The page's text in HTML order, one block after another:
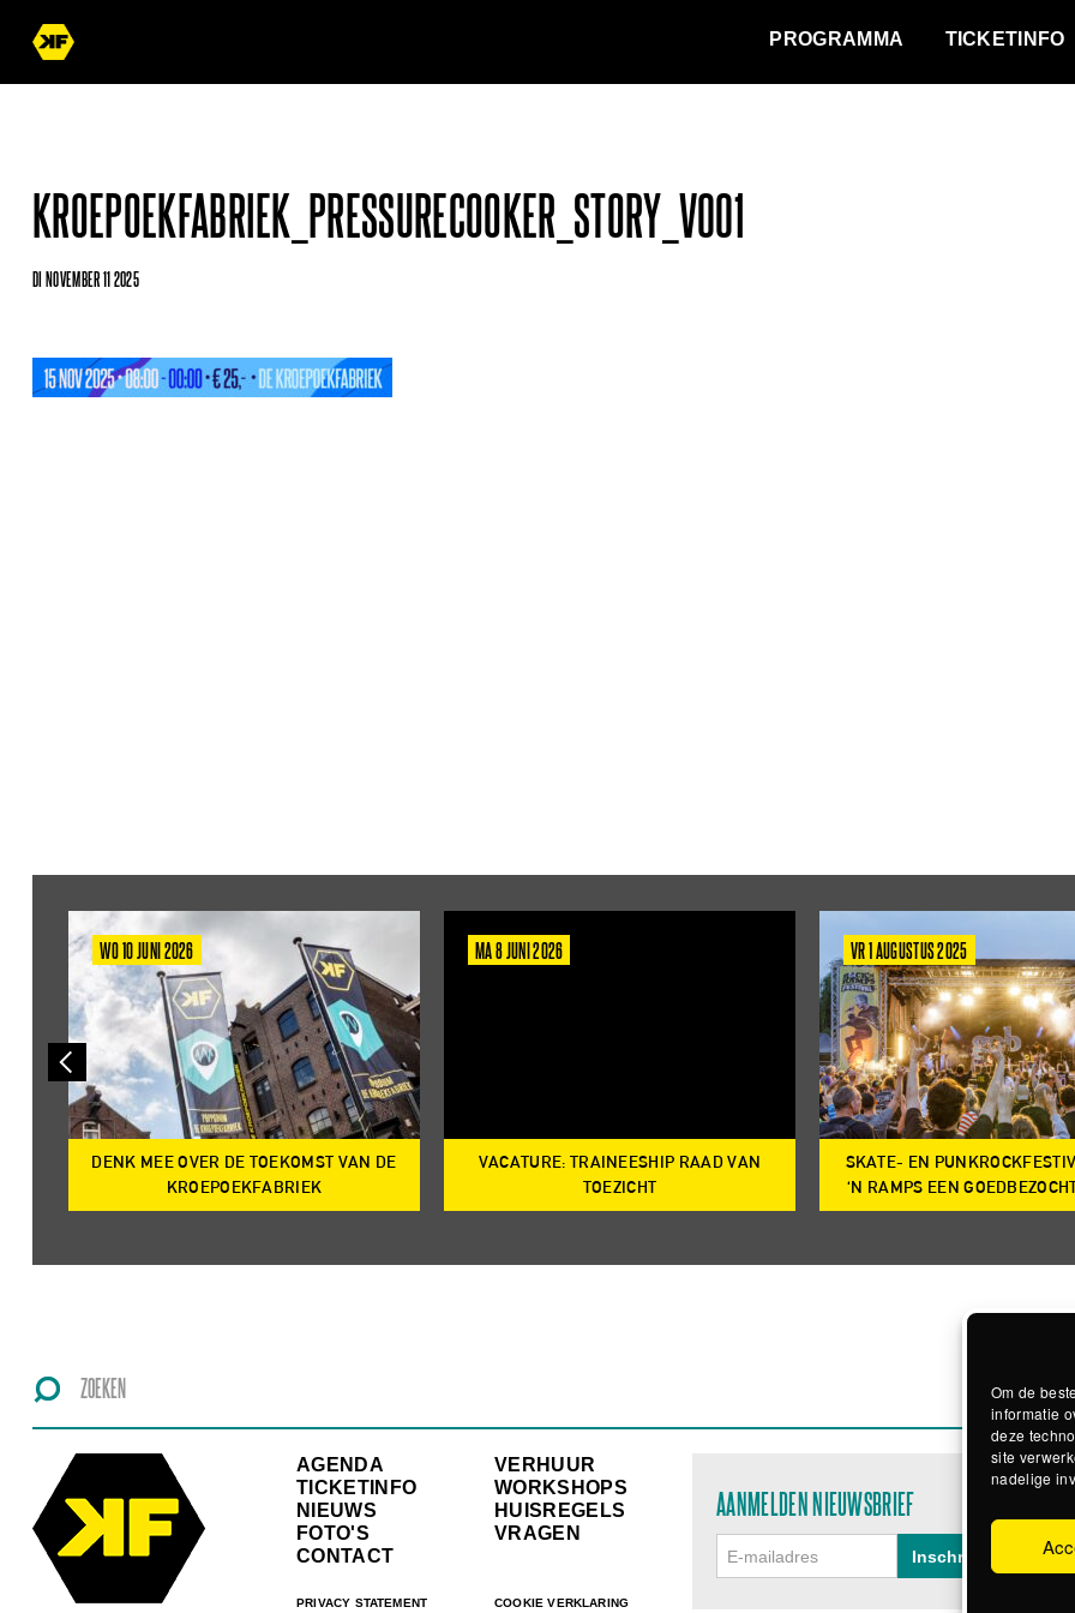
Om de
informatie
deze
site
nadelige
PROGRAMMA TICKETINFO
KROEPOEKFABRIEK_PRESSURECOOKER_STORY_V001
DI NOVEMBER 11 2025
WO 10 JUNI 2026
DENK MEE OVER DE TOEKOMST VAN DE
KROEPOEKFABRIEK
MA 8 JUNI 2026
VACATURE: TRAINEESHIP RAAD VAN
TOEZICHT
VR 1 AUGUSTUS 2025
SKATE- EN
‘N RAMPS EEN
AGENDA
TICKETINFO
NIEUWS
FOTO'S
CONTACT
PRIVACY STATEMENT
VERHUUR
WORKSHOPS
HUISREGELS
VRAGEN
COOKIE VERKLARING
AANMELDEN NIEUWSBRIEF